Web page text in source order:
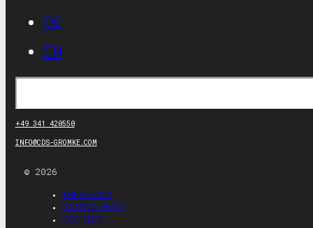
DE
EN
Suchen
+49 341 420550
INFO@CDS-GROMKE.COM
© 2026
IMPRESSUM
DATENSCHUTZ
COOKIES